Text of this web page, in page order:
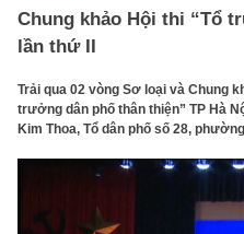
Chung khảo Hội thi “Tổ
lần thứ II
Trải qua 02 vòng Sơ loại và Chung
trưởng dân phố thân thiện” TP Hà
Kim Thoa, Tổ dân phố số 28,